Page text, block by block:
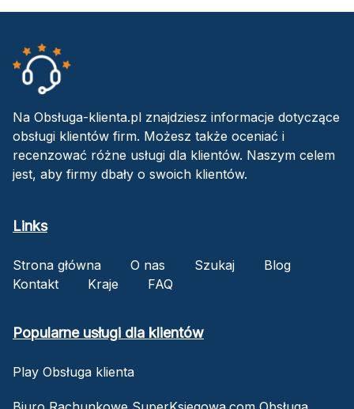
Na Obsługa-klienta.pl znajdziesz informacje dotyczące
obsługi klientów firm. Możesz także oceniać i
recenzować różne usługi dla klientów. Naszym celem
jest, aby firmy dbały o swoich klientów.
Links
Strona główna O nas Szukaj
Blog
Kontakt
Kraje FAQ
Popularne usługi dla klientów
Play Obsługa klienta